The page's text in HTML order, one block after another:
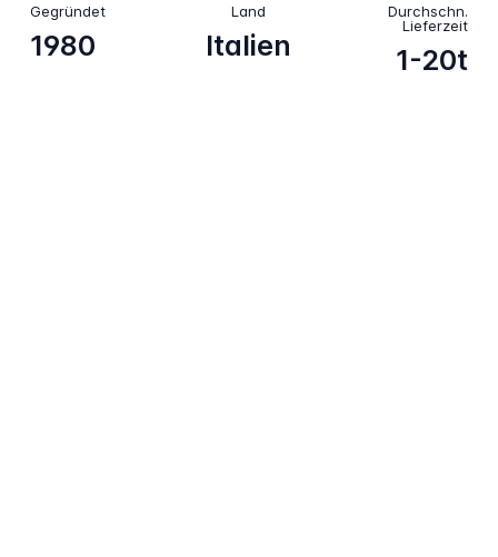
Gegründet
1980
Land
Italien
Durchschn.
Lieferzeit
1-20t